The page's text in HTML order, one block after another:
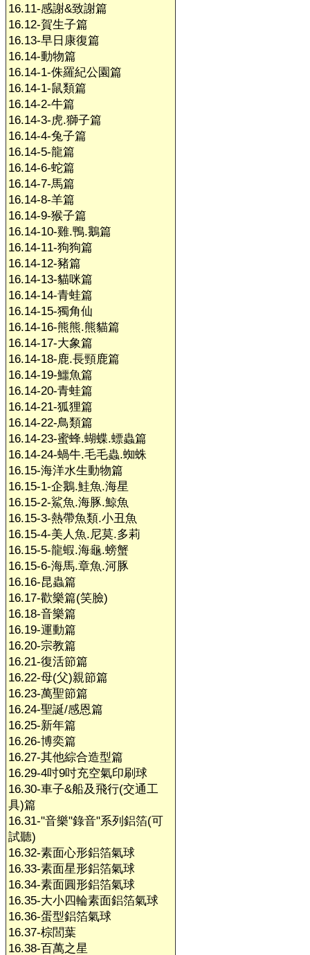
16.11-感謝&致謝篇
16.12-賀生子篇
16.13-早日康復篇
16.14-動物篇
16.14-1-侏羅紀公園篇
16.14-1-鼠類篇
16.14-2-牛篇
16.14-3-虎.獅子篇
16.14-4-兔子篇
16.14-5-龍篇
16.14-6-蛇篇
16.14-7-馬篇
16.14-8-羊篇
16.14-9-猴子篇
16.14-10-雞.鴨.鵝篇
16.14-11-狗狗篇
16.14-12-豬篇
16.14-13-貓咪篇
16.14-14-青蛙篇
16.14-15-獨角仙
16.14-16-熊熊.熊貓篇
16.14-17-大象篇
16.14-18-鹿.長頸鹿篇
16.14-19-鱷魚篇
16.14-20-青蛙篇
16.14-21-狐狸篇
16.14-22-鳥類篇
16.14-23-蜜蜂.蝴蝶.螵蟲篇
16.14-24-蝸牛.毛毛蟲.蜘蛛
16.15-海洋水生動物篇
16.15-1-企鵝.鮭魚.海星
16.15-2-鯊魚.海豚.鯨魚
16.15-3-熱帶魚類.小丑魚
16.15-4-美人魚.尼莫.多莉
16.15-5-龍蝦.海龜.螃蟹
16.15-6-海馬.章魚.河豚
16.16-昆蟲篇
16.17-歡樂篇(笑臉)
16.18-音樂篇
16.19-運動篇
16.20-宗教篇
16.21-復活節篇
16.22-母(父)親節篇
16.23-萬聖節篇
16.24-聖誕/感恩篇
16.25-新年篇
16.26-博奕篇
16.27-其他綜合造型篇
16.29-4吋9吋充空氣印刷球
16.30-車子&船及飛行(交通工
具)篇
16.31-"音樂"錄音"系列鋁箔(可
試聽)
16.32-素面心形鋁箔氣球
16.33-素面星形鋁箔氣球
16.34-素面圓形鋁箔氣球
16.35-大小四輪素面鋁箔氣球
16.36-蛋型鋁箔氣球
16.37-棕閭葉
16.38-百萬之星